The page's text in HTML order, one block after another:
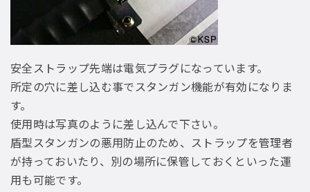
安全ストラップ先端は電気プラグになっています。
所定の穴に差し込む事でスタンガン機能が有効になりま
す。
使用時は写真のように差し込んで下さい。
盾型スタンガンの悪用防止のため、ストラップを管理者
が持っておいたり、別の場所に保管しておくといった運
用も可能です。